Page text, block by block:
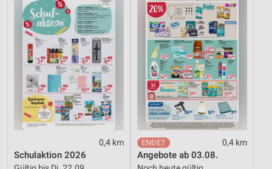
0,4 km
Schulaktion 2026
0,4 km
Angebote ab 03.08.
Notwendig
Performance
Funktional
Werbung